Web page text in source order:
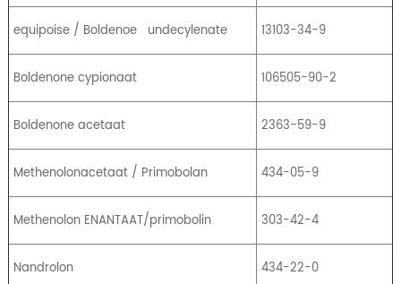
equipoise / Boldenoe undecylenate 13103-34-9
Boldenone cypionaat 106505-90-2
Boldenone acetaat 2363-59-9
Methenolonacetaat / Primobolan 434-05-9
Methenolon ENANTAAT/primobolin 303-42-4
Nandrolon 434-22-0